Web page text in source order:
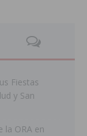
Fiestas
y San
la ORA en